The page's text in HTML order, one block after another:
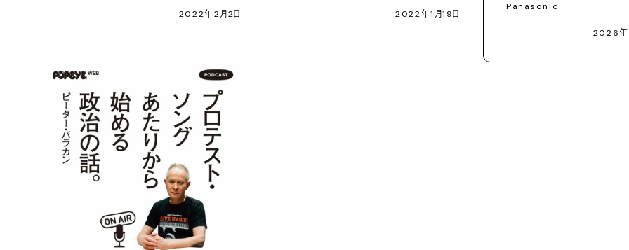
2022年2月2日 2022年1月19日
Panasonic
2026年